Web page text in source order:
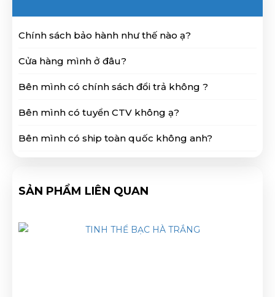
Chính sách bảo hành như thế nào ạ?
Cửa hàng mình ở đâu?
Bên mình có chính sách đổi trả không ?
Bên mình có tuyển CTV không ạ?
Bên mình có ship toàn quốc không anh?
SẢN PHẨM LIÊN QUAN